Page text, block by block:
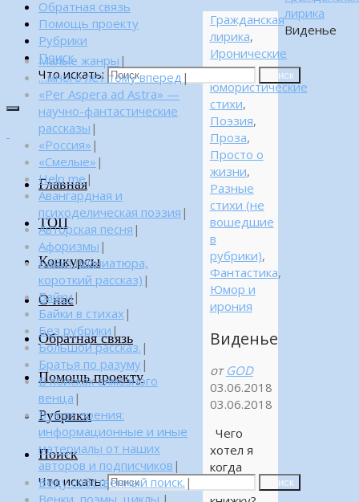
Обратная связь
Помощь проекту
Рубрики
Поиск
Что искать:
Поиск
Главная
ТОП
Конкурсы
О нас
Обратная связь
Помощь проекту
Рубрики
Поиск
Что искать: Поиск
лирика
Виденье
Гражданская
лирика,
Иронические
и
юмористические
стихи,
Поэзия,
Проза,
Просто о
жизни,
Разные
стихи (не
вошедшие
в
рубрики),
Фантастика,
Юмор и
ирония
Виденье
от GOD
03.06.2018
03.06.2018
Чего
хотел я
когда
Малые жанры |
…много лет тому вперед |
«Per Aspera ad Astra» —
научно-фантастические
рассказы |
«Россия» |
«Смелые» |
Help me|
Авангардная и
психоделическая поэзия |
Авторская песня |
Афоризмы |
Байка (миниатюра,
короткий рассказ) |
Байки|
Байки в стихах |
Без рубрики |
Большой рассказ. |
Братья по разуму|
В поисках алмазного
венца |
В поле зрения:
информационные и иные
материалы от наших
авторов и подписчиков |
Веду собственный поиск. |
Венки, поэмы, циклы. |